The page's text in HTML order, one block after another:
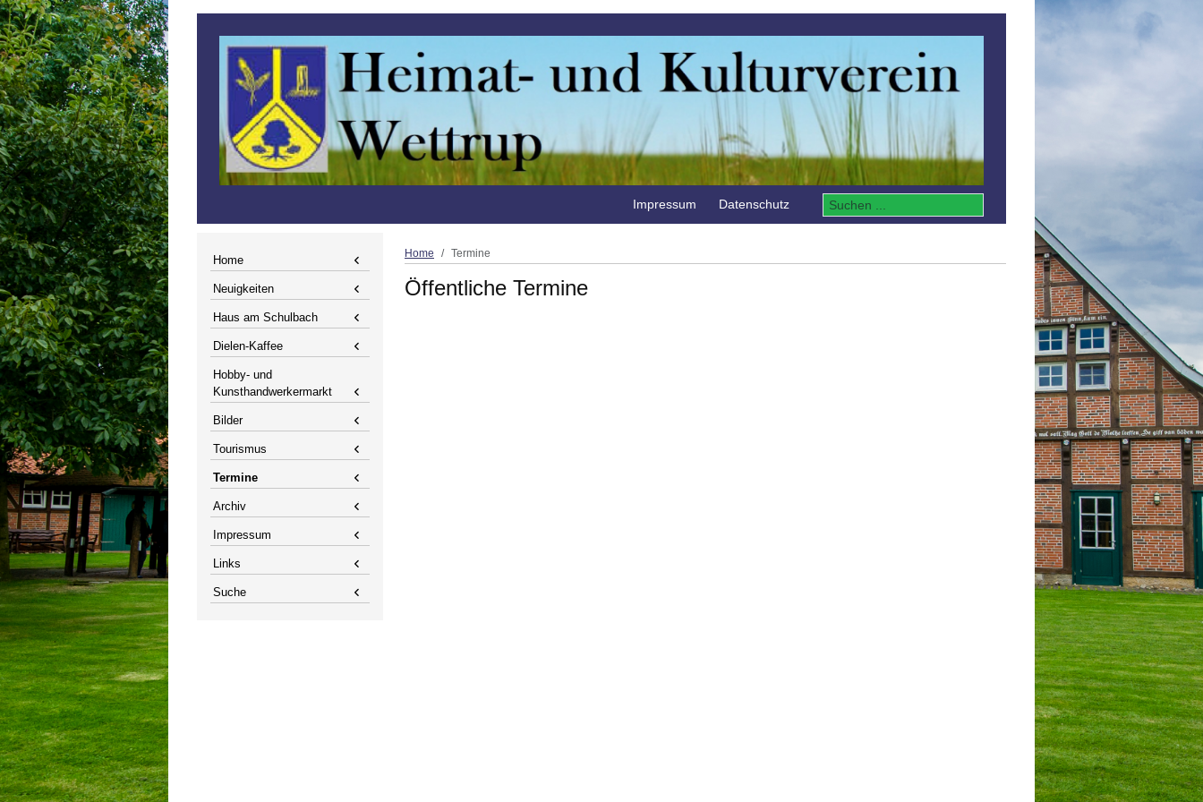
Impressum Datenschutz
Home
Neuigkeiten
Haus am Schulbach
Dielen-Kaffee
Hobby- und
Kunsthandwerkermarkt
Bilder
Tourismus
Termine
Archiv
Impressum
Links
Suche
Home Termine
Öffentliche Termine